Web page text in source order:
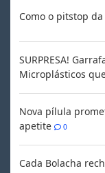
Como o pitstop
SURPRESA!
Microplásticos
Nova pílula
apetite
0
Cada Bolacha